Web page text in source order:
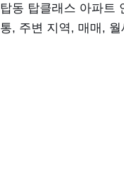
탑동 탑클래스 아파트
통, 주변 지역, 매매,